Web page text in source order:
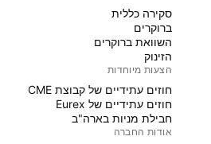
סקירה כללית
ברוקרים
השוואת ברוקרים
הזינוק
הצעות מיוחדות
חוזים עתידיים של קבוצת CME
חוזים עתידיים של Eurex
חבילת מניות בארה"ב
אודות החברה